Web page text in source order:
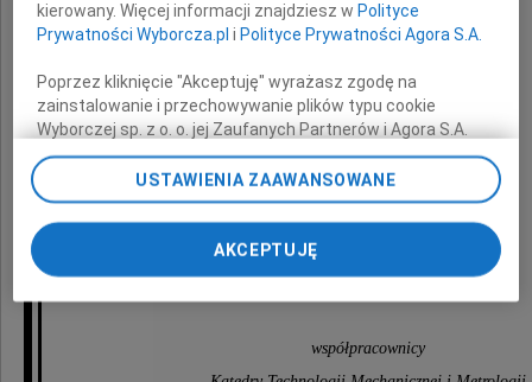
Mamy
współpracownicy
kierowany. Więcej informacji znajdziesz w Polityce
Prywatności Wyborcza.pl i Polityce Prywatności Agora S.A.
Poprzez kliknięcie "Akceptuję" wyrażasz zgodę na
zainstalowanie i przechowywanie plików typu cookie
Wyborczej sp. z o. o. jej Zaufanych Partnerów i Agora S.A.
na Twoim urządzeniu końcowym. Możesz też w każdej
chwili zmienić swoje preferencje dot. plików cookie,
ponownie wywołując narzędzie do zarządzania Twoimi
preferencjami dot. przetwarzania danych poprzez
odnośnik „Ustawienia prywatności” w stopce serwisu i
przechodząc do sekcji „Ustawienia zaawansowane”.
Zmiana ustawień plików cookie możliwa jest także za
USTAWIENIA ZAAWANSOWANE
AKCEPTUJĘ